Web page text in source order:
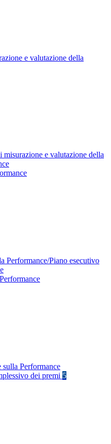
e valutazione della
misurazione e valutazione della
Performance/Piano esecutivo
sulla Performance
dei premi 5